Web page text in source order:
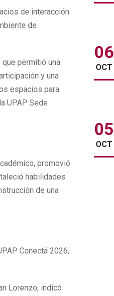
de interacción
de
permitió una
y una
espacios para
UPAP Sede
promovió
habilidades
de una
Conectá 2026,
Lorenzo, indicó
06
OCT
05
OCT